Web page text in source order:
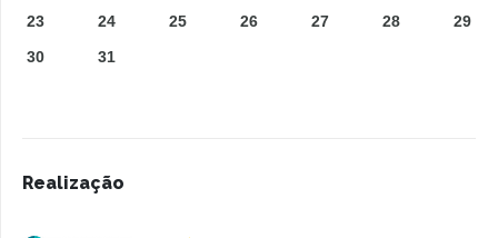
23
24 25 26 27 28
29
30
31
Realização